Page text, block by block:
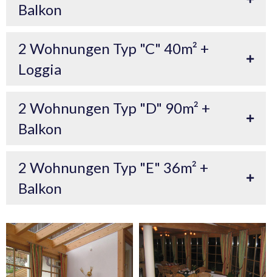
Balkon
2 Wohnungen Typ "C" 40m² +
Loggia
2 Wohnungen Typ "D" 90m² +
Balkon
2 Wohnungen Typ "E" 36m² +
Balkon